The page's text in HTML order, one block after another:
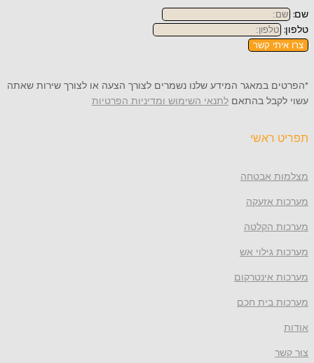
שם:
טלפון:
צרו איתי קשר
*הפרטים במאגר המידע שלנו נשמרים לצורך הצעה או לצורך שירות שאתה
עשוי לקבל בהתאם לתנאי השימוש ומדיניות הפרטיות
תפריט ראשי
מצלמות אבטחה
מערכות אזעקה
מערכות הקלטה
מערכות גילוי אש
מערכות אינטרקום
מערכות בית חכם
אודות
צור קשר